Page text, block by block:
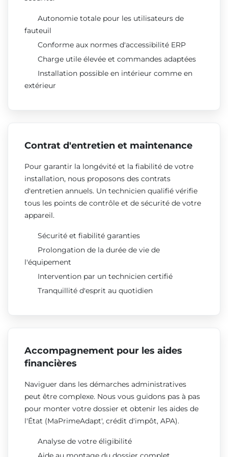
Autonomie totale pour les utilisateurs de
fauteuil
Conforme aux normes d'accessibilité ERP
Charge utile élevée et commandes adaptées
Installation possible en intérieur comme en
extérieur
Contrat d'entretien et maintenance
Pour garantir la longévité et la fiabilité de votre
installation, nous proposons des contrats
d'entretien annuels. Un technicien qualifié vérifie
tous les points de contrôle et de sécurité de votre
appareil.
Sécurité et fiabilité garanties
Prolongation de la durée de vie de
l'équipement
Intervention par un technicien certifié
Tranquillité d'esprit au quotidien
Accompagnement pour les aides
financières
Naviguer dans les démarches administratives
peut être complexe. Nous vous guidons pas à pas
pour monter votre dossier et obtenir les aides de
l'État (MaPrimeAdapt', crédit d'impôt, APA).
Analyse de votre éligibilité